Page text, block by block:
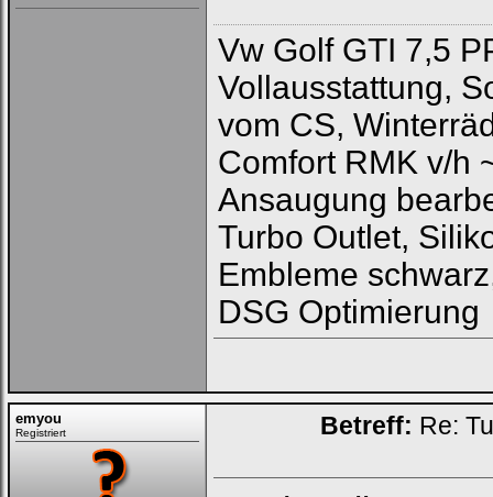
Vw Golf GTI 7,5
Vollausstattung,
vom CS,
Comfort RMK v/h
Ansaugung
Turbo Outlet,
Embleme
DSG Optimierung
emyou
Registriert Betreff: Re: